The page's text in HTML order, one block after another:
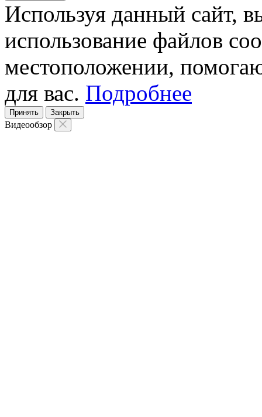
Используя данный сайт,
использование файлов
местоположении,
для вас. Подробнее
Принять Закрыть
Видеообзор